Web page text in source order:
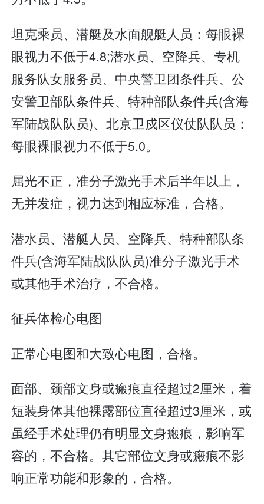
坦克乘员、潜艇及水面舰艇人员：每眼裸
眼视力不低于4.8;潜水员、空降兵、专机
服务队女服务员、中央警卫团条件兵、公
安警卫部队条件兵、特种部队条件兵(含海
军陆战队队员)、北京卫戍区仪仗队队员：
每眼裸眼视力不低于5.0。
屈光不正，准分子激光手术后半年以上，
无并发症，视力达到相应标准，合格。
潜水员、潜艇人员、空降兵、特种部队条
件兵(含海军陆战队队员)准分子激光手术
或其他手术治疗，不合格。
征兵体检心电图
正常心电图和大致心电图，合格。
面部、颈部文身或瘢痕直径超过2厘米，着
短装身体其他裸露部位直径超过3厘米，或
虽经手术处理仍有明显文身瘢痕，影响军
容的，不合格。其它部位文身或瘢痕不影
响正常功能和形象的，合格。